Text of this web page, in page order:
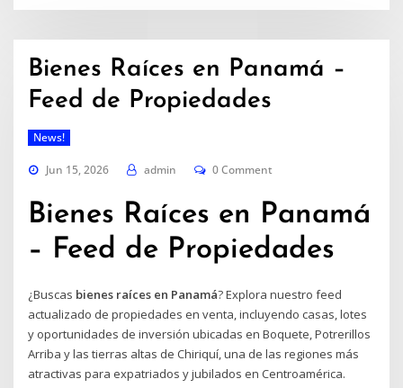
Bienes Raíces en Panamá –
Feed de Propiedades
News!
Jun 15, 2026 admin 0 Comment
Bienes Raíces en Panamá
– Feed de Propiedades
¿Buscas bienes raíces en Panamá? Explora nuestro feed
actualizado de propiedades en venta, incluyendo casas, lotes
y oportunidades de inversión ubicadas en Boquete, Potrerillos
Arriba y las tierras altas de Chiriquí, una de las regiones más
atractivas para expatriados y jubilados en Centroamérica.